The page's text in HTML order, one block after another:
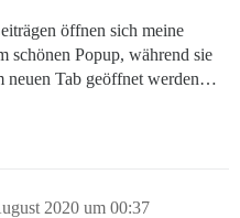
öffnen sich meine
Popup, während sie
neuen Tab geöffnet werden…
2020 um 00:37